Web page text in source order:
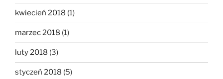
kwiecień 2018 (1)
marzec 2018 (1)
luty 2018 (3)
styczeń 2018 (5)